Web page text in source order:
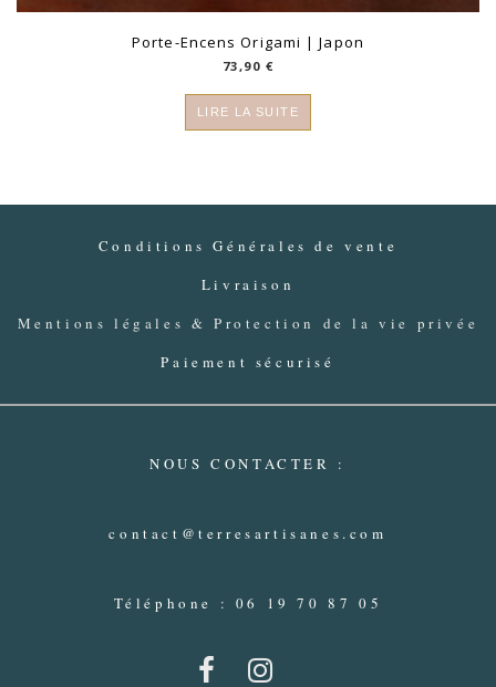
Porte-Encens Origami | Japon
73,90 €
LIRE LA SUITE
Conditions Générales de vente
Livraison
Mentions légales & Protection de la vie privée
Paiement sécurisé
NOUS CONTACTER :
contact@terresartisanes.com
Téléphone : 06 19 70 87 05